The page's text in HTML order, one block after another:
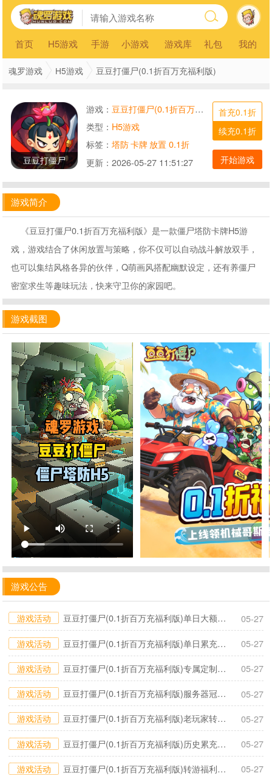
首页 H5游戏 手游 小游戏 游戏库 礼包 我的
魂罗游戏 H5游戏 豆豆打僵尸(0.1折百万充福利版)
豆豆打僵尸
游戏： 豆豆打僵尸(0.1折百万充福利版)
类型： H5游戏
标签： 塔防卡牌放置0.1折
更新： 2026-05-27 11:51:27
首充0.1折
续充0.1折
开始游戏
游戏简介
《豆豆打僵尸0.1折百万充福利版》是一款僵尸塔防卡牌H5游
戏，游戏结合了休闲放置与策略，你不仅可以自动战斗解放双手，
也可以集结风格各异的伙伴，Q萌画风搭配幽默设定，还有养僵尸
密室求生等趣味玩法，快来守卫你的家园吧。
游戏截图
游戏公告
游戏活动 豆豆打僵尸(0.1折百万充福利版)​单日大额积分活动
05-27
游戏活动
豆豆打僵尸(0.1折百万充福利版)单日累充活动
05-27
游戏活动
豆豆打僵尸(0.1折百万充福利版)专属定制活动
05-27
游戏活动
豆豆打僵尸(0.1折百万充福利版)服务器冠名活动
05-27
游戏活动
豆豆打僵尸(0.1折百万充福利版)老玩家转游活动
05-27
游戏活动
豆豆打僵尸(0.1折百万充福利版)历史累充活动
05-27
游戏活动
豆豆打僵尸(0.1折百万充福利版)转游福利活动 05-27